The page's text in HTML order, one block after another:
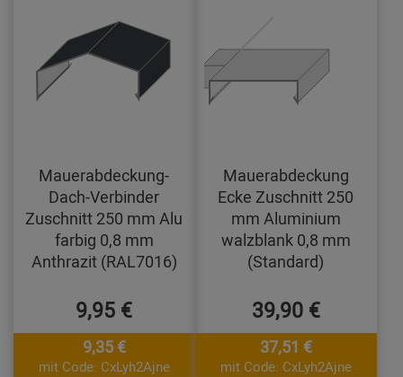
Mauerabdeckung-
Dach-Verbinder
Zuschnitt 250 mm Alu
farbig 0,8 mm
Anthrazit (RAL7016)
9,95 €
9,35 €
mit Code: CxLyh2Ajne
Mauerabdeckung
Ecke Zuschnitt 250
mm Aluminium
walzblank 0,8 mm
(Standard)
39,90 €
37,51 €
mit Code: CxLyh2Ajne